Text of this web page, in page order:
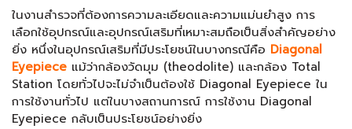
ในงานสำรวจที่ต้องการความละเอียดและความแม่นยำสูง การ
เลือกใช้อุปกรณ์และอุปกรณ์เสริมที่เหมาะสมถือเป็นสิ่งสำคัญอย่าง
ยิ่ง หนึ่งในอุปกรณ์เสริมที่มีประโยชน์ในบางกรณีคือ Diagonal
Eyepiece แม้ว่ากล้องวัดมุม (theodolite) และกล้อง Total
Station โดยทั่วไปจะไม่จำเป็นต้องใช้ Diagonal Eyepiece ใน
การใช้งานทั่วไป แต่ในบางสถานการณ์ การใช้งาน Diagonal
Eyepiece กลับเป็นประโยชน์อย่างยิ่ง